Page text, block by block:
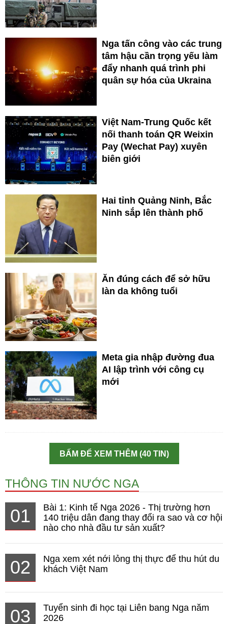
Nga tấn công vào các trung
tâm hậu cần trọng yếu làm
đẩy nhanh quá trình phi
quân sự hóa của Ukraina
Việt Nam-Trung Quốc kết
nối thanh toán QR Weixin
Pay (Wechat Pay) xuyên
biên giới
Hai tỉnh Quảng Ninh, Bắc
Ninh sắp lên thành phố
Ăn đúng cách để sở hữu
làn da không tuổi
Meta gia nhập đường đua
AI lập trình với công cụ
mới
BẤM ĐỂ XEM THÊM (40 TIN)
THÔNG TIN NƯỚC NGA
01
Bài 1: Kinh tế Nga 2026 - Thị trường hơn
140 triệu dân đang thay đổi ra sao và cơ hội
nào cho nhà đầu tư sản xuất?
02
Nga xem xét nới lỏng thị thực để thu hút du
khách Việt Nam
03
Tuyển sinh đi học tại Liên bang Nga năm
2026